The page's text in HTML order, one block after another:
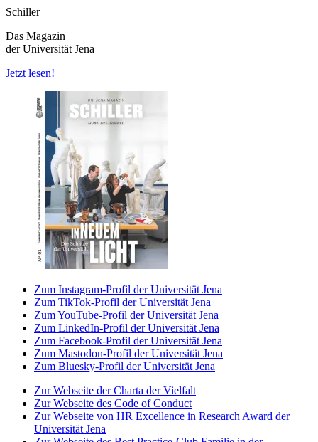
Schiller
Das Magazin
der Universität Jena
Jetzt lesen!
Zum Instagram-Profil der Universität Jena
Zum TikTok-Profil der Universität Jena
Zum YouTube-Profil der Universität Jena
Zum LinkedIn-Profil der Universität Jena
Zum Facebook-Profil der Universität Jena
Zum Mastodon-Profil der Universität Jena
Zum Bluesky-Profil der Universität Jena
Zur Webseite der Charta der Vielfalt
Zur Webseite des Code of Conduct
Zur Webseite von HR Excellence in Research Award der
Universität Jena